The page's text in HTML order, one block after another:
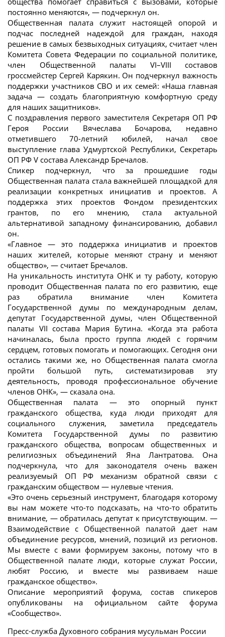
постоянно меняются», — подчеркнул он.
Общественная палата служит настоящей опорой и
подчас последней надеждой для граждан, находя
решение в самых безвыходных ситуациях, считает член
Комитета Совета Федерации по социальной политике,
член Общественной палаты VI–VIII составов
гроссмейстер Сергей Карякин. Он подчеркнул важность
поддержки участников СВО и их семей: «Наша главная
задача — создать благоприятную комфортную среду
для наших защитников».
С поздравления первого заместителя Секретаря ОП РФ
Героя России Вячеслава Бочарова, недавно
отметившего 70-летний юбилей, начал свое
выступление глава Удмуртской Республики, Секретарь
ОП РФ V состава Александр Бречалов.
Спикер подчеркнул, что за прошедшие годы
Общественная палата стала важнейшей площадкой для
реализации конкретных инициатив и проектов. А
поддержка этих проектов Фондом президентских
грантов, по его мнению, стала актуальной
альтернативой западному финансированию, добавил
он.
«Главное — это поддержка инициатив и проектов
наших жителей, которые меняют страну и меняют
общество», — считает Бречалов.
На уникальность института ОНК и ту работу, которую
проводит Общественная палата по его развитию, еще
раз обратила внимание член Комитета
Государственной думы по международным делам,
депутат Государственной думы, член Общественной
палаты VII состава Мария Бутина. «Когда эта работа
начиналась, была просто группа людей с горячим
сердцем, готовых помогать и помогающих. Сегодня они
остались такими же, но Общественная палата смогла
пройти большой путь, систематизировав эту
деятельность, проводя профессиональное обучение
членов ОНК», — сказала она.
Общественная палата — это опорный пункт
гражданского общества, куда люди приходят для
социального служения, заметила председатель
Комитета Государственной думы по развитию
гражданского общества, вопросам общественных и
религиозных объединений Яна Лантратова. Она
подчеркнула, что для законодателя очень важен
реализуемый ОП РФ механизм обратной связи с
гражданским обществом — нулевые чтения.
«Это очень серьезный инструмент, благодаря которому
вы нам можете что-то подсказать, на что-то обратить
внимание, — обратилась депутат к присутствующим. —
Взаимодействие с Общественной палатой дает нам
объединение ресурсов, мнений, позиций из регионов.
Мы вместе с вами формируем законы, потому что в
Общественной палате люди, которые служат России,
любят Россию, и вместе мы развиваем наше
гражданское общество».
Описание мероприятий форума, состав спикеров
опубликованы на официальном сайте форума
«Сообщество».
Пресс-служба Духовного собрания мусульман России